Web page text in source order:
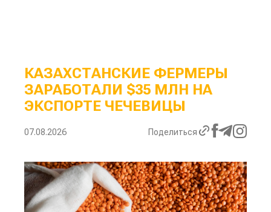
КАЗАХСТАНСКИЕ ФЕРМЕРЫ
ЗАРАБОТАЛИ $35 МЛН НА
ЭКСПОРТЕ ЧЕЧЕВИЦЫ
07.08.2026 Поделиться